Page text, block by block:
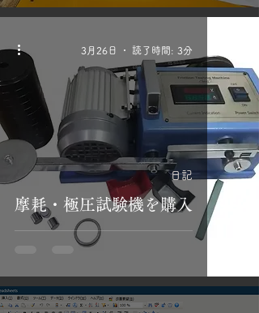
摩耗・極圧試験機を購入
日記
3月26日 読了時間: 3分